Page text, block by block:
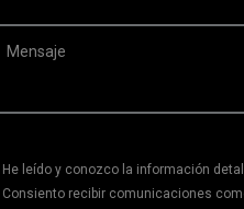
Mensaje
He leído y conozco la información
Consiento recibir comunicaciones